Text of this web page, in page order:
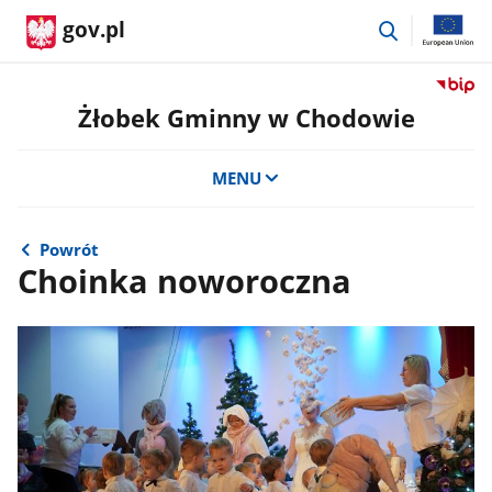
gov.pl
przejdź
Przejdź
Żłobek Gminny w Chodowie
MENU
Powrót
Choinka noworoczna